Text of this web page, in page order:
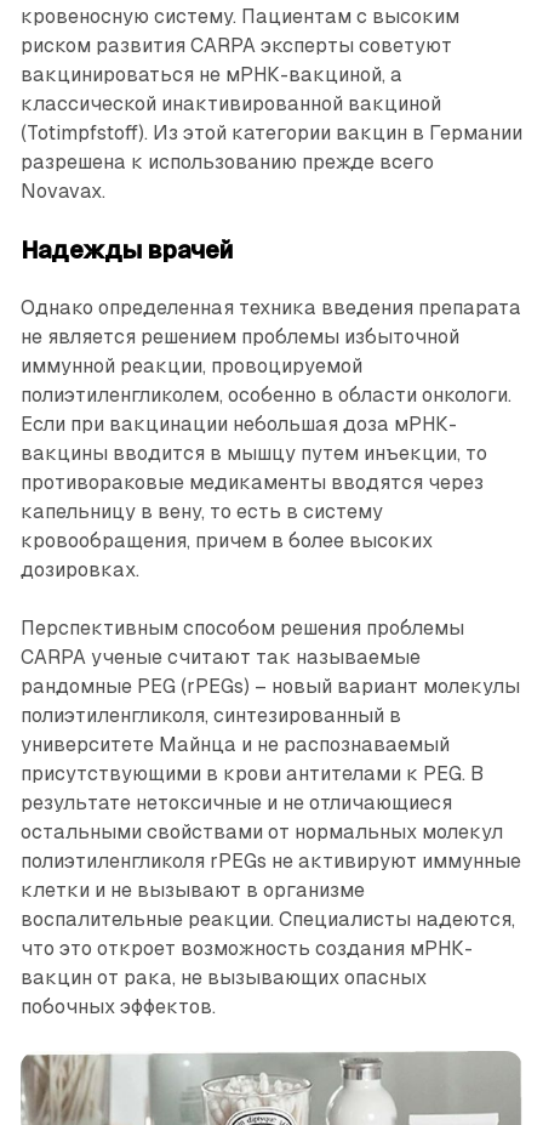
кровеносную систему. Пациентам с высоким
риском развития CARPA эксперты советуют
вакцинироваться не мРНК-вакциной, а
классической инактивированной вакциной
(Totimpfstoff). Из этой категории вакцин в Германии
разрешена к использованию прежде всего
Novavax.
Надежды врачей
Однако определенная техника введения препарата
не является решением проблемы избыточной
иммунной реакции, провоцируемой
полиэтиленгликолем, особенно в области онкологи.
Если при вакцинации небольшая доза мРНК-
вакцины вводится в мышцу путем инъекции, то
противораковые медикаменты вводятся через
капельницу в вену, то есть в систему
кровообращения, причем в более высоких
дозировках.
Перспективным способом решения проблемы
CARPA ученые считают так называемые
рандомные PEG (rPEGs) – новый вариант молекулы
полиэтиленгликоля, синтезированный в
университете Майнца и не распознаваемый
присутствующими в крови антителами к PEG. В
результате нетоксичные и не отличающиеся
остальными свойствами от нормальных молекул
полиэтиленгликоля rPEGs не активируют иммунные
клетки и не вызывают в организме
воспалительные реакции. Специалисты надеются,
что это откроет возможность создания мРНК-
вакцин от рака, не вызывающих опасных
побочных эффектов.